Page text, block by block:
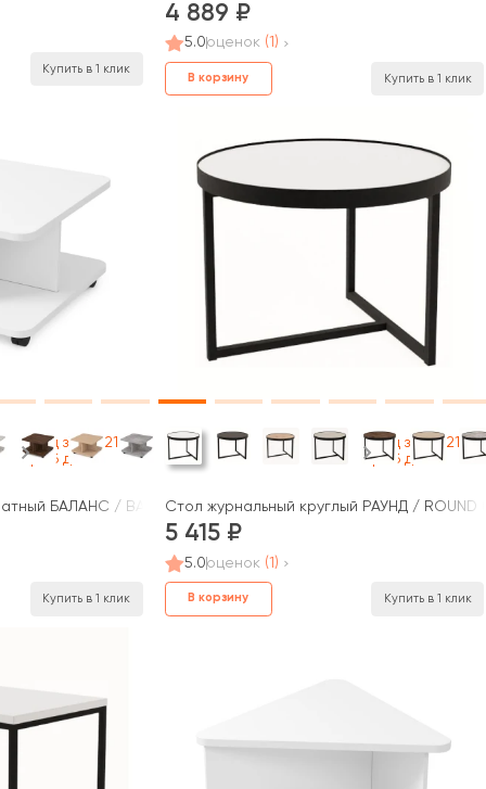
Купить в 1 клик
4 889
5.0оценок (1)
В корзину Купить в 1 клик
Под заказ 21
раб дней
БАЛАНС / BALANCE (640x640x400)
Купить в 1 клик
Под заказ 21
раб дней
Стол журнальный круглый РАУНД / ROUND
5 415
5.0оценок (1)
В корзину Купить в 1 клик